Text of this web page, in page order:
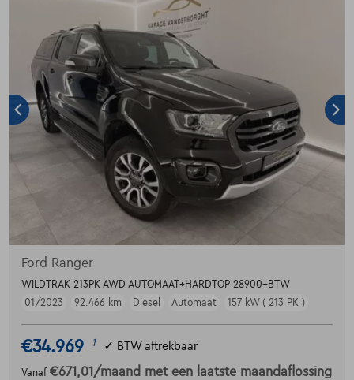
Ford Ranger
WILDTRAK 213PK AWD AUTOMAAT+HARDTOP 28900+BTW
01/2023
92.466 km Diesel Automaat 157 kW ( 213 PK )
€34.969 1 ✓ BTW aftrekbaar
Vanaf €671,01 /maand met een laatste maandaflossing